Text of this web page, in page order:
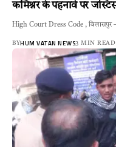
कमिश्नर के पहनावे पर
High Court Dress Code , बिलासपुर —
BYHUM VATAN NEWS3 MIN READ